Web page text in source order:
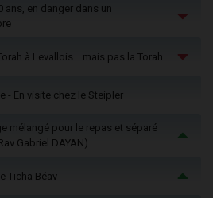
ans, en danger dans un
à Levallois… mais pas la Torah
- En visite chez le Steipler
mélangé pour le repas et séparé
Gabriel DAYAN)
Ticha Béav